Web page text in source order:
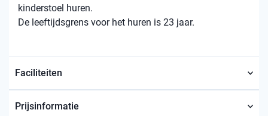
kinderstoel huren.
De leeftijdsgrens voor het huren is 23 jaar.
Faciliteiten
Prijsinformatie